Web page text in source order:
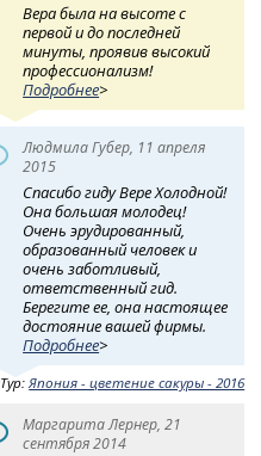
Вера была на высоте с
первой и до последней
минуты, проявив высокий
профессионализм!
Подробнее>
Людмила Губер, 11 апреля
2015
Спасибо гиду Вере Холодной!
Она большая молодец!
Очень эрудированный,
образованный человек и
очень заботливый,
ответственный гид.
Берегите ее, она настоящее
достояние вашей фирмы.
Подробнее>
Тур:Япония - цветение сакуры - 2016
Маргарита Лернер, 21
сентября 2014